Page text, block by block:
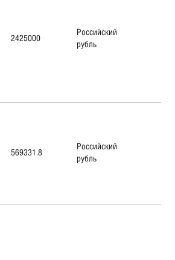
2425000
Российский
рубль
569331.8
Российский
рубль